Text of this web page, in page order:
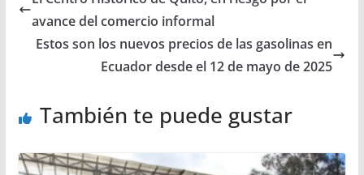
avance del comercio informal
Estos son los nuevos precios de las gasolinas en
Ecuador desde el 12 de mayo de 2025
También te puede gustar